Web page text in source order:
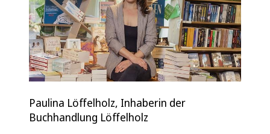
Paulina Löffelholz, Inhaberin der
Buchhandlung Löffelholz